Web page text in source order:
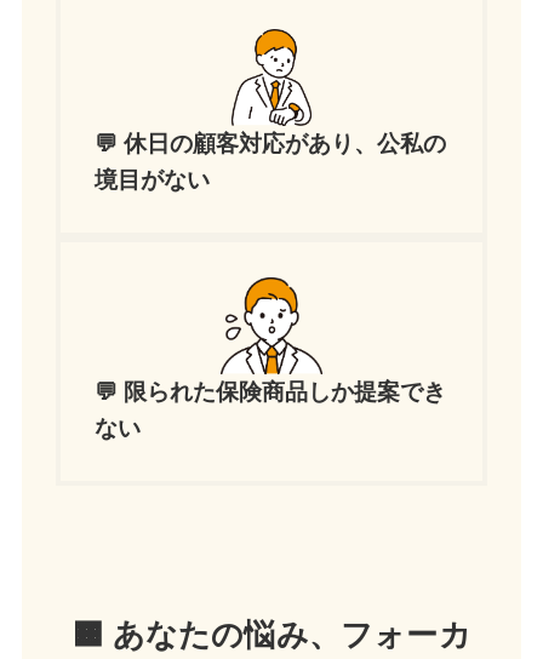
💬 休日の顧客対応があり、公私の
境目がない
💬 限られた保険商品しか提案でき
ない
🟧 あなたの悩み、フォーカ